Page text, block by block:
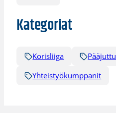
Kategoriat
Korisliiga Pääjuttu
Yhteistyökumppanit